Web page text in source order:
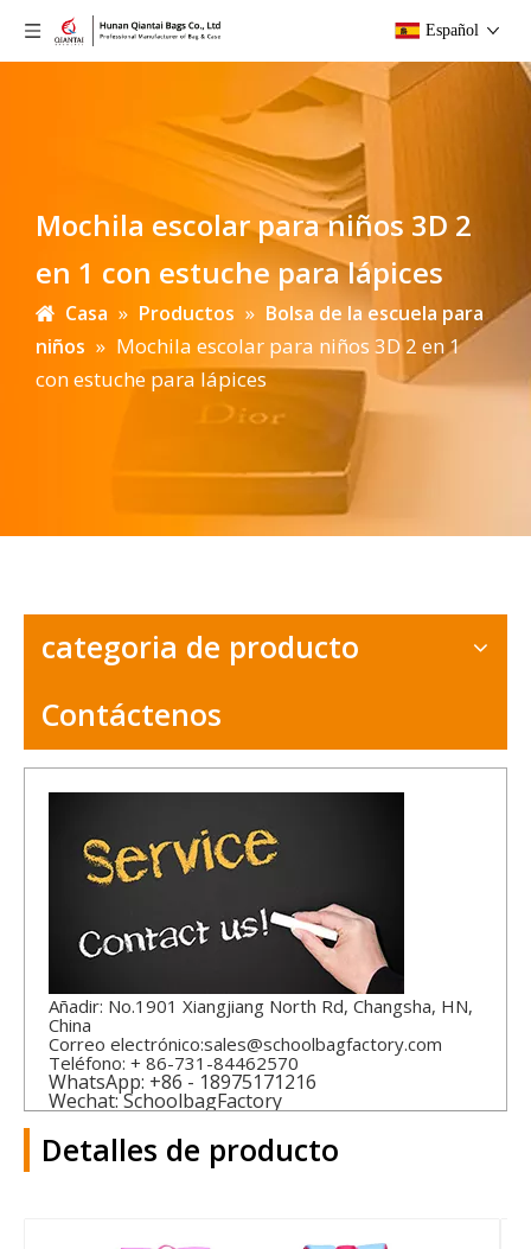
Español
Mochila escolar para niños 3D 2
en 1 con estuche para lápices
Casa » Productos » Bolsa de la escuela para
niños » Mochila escolar para niños 3D 2 en 1
con estuche para lápices
categoria de producto
Contáctenos
Añadir: No.1901 Xiangjiang North Rd, Changsha, HN,
China
Correo electrónico:sales@schoolbagfactory.com
Teléfono: + 86-731-84462570
WhatsApp: +86 - 18975171216
Wechat: SchoolbagFactory
Detalles de producto